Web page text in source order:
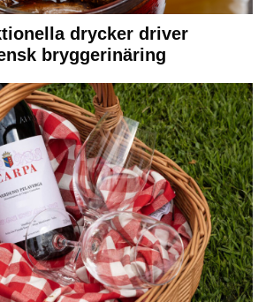
drycker driver
bryggerinäring